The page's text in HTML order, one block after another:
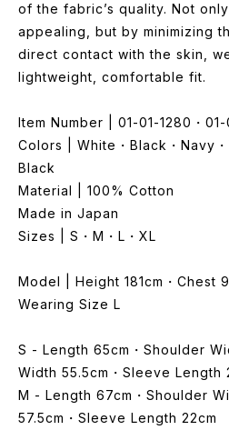
of the fabric’s quality. Not
appealing, but by minimizing
direct contact with the skin,
lightweight, comfortable fit.
Item Number | 01-01-1280・01-
Colors | White・Black・Navy
Black
Material | 100% Cotton
Made in Japan
Sizes | S・M・L・XL
Model | Height 181cm・Chest
Wearing Size L
S - Length 65cm・Shoulder
Width 55.5cm・Sleeve Length
M - Length 67cm・Shoulder
57.5cm・Sleeve Length 22cm